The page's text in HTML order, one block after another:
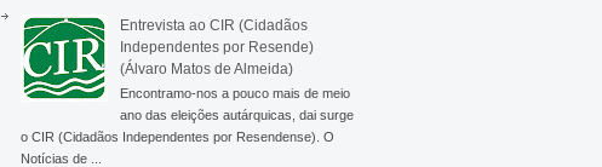
Entrevista ao CIR (Cidadãos
Independentes por Resende)
(Álvaro Matos de Almeida)
Encontramo-nos a pouco mais de meio
ano das eleições autárquicas, dai surge
o CIR (Cidadãos Independentes por Resendense). O
Notícias de ...